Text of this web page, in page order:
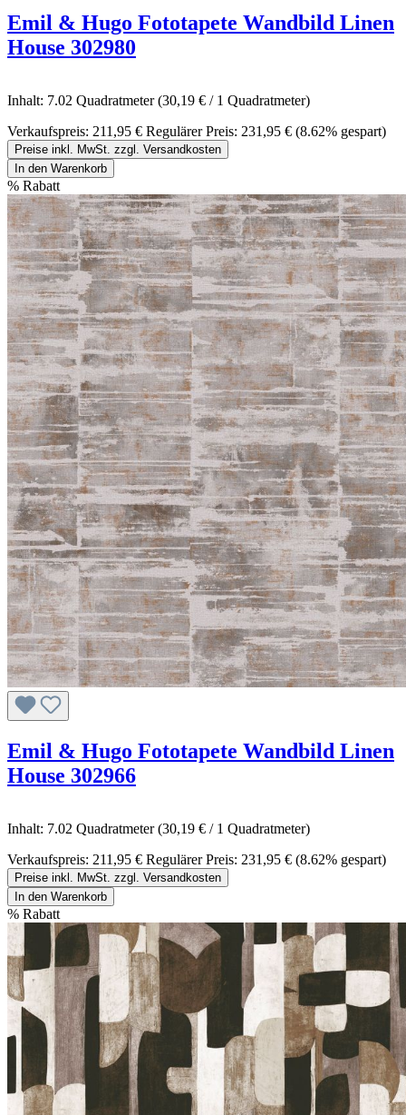
Emil & Hugo Fototapete Wandbild Linen
House 302980
Inhalt: 7.02 Quadratmeter(30,19 € / 1 Quadratmeter)
Verkaufspreis: 211,95 € Regulärer Preis: 231,95 € (8.62% gespart)
Preise inkl. MwSt. zzgl. Versandkosten
In den Warenkorb
% Rabatt
Emil & Hugo Fototapete Wandbild Linen
House 302966
Inhalt: 7.02 Quadratmeter(30,19 € / 1 Quadratmeter)
Verkaufspreis: 211,95 € Regulärer Preis: 231,95 € (8.62% gespart)
Preise inkl. MwSt. zzgl. Versandkosten
In den Warenkorb
% Rabatt